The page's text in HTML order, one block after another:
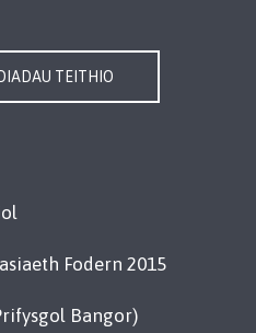
TEITHIO
Fodern 2015
Bangor)